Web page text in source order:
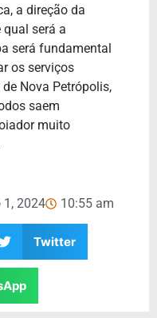
a direção da
será a
será fundamental
os serviços
Nova Petrópolis,
saem
muito
1, 2024 10:55 am
Twitter